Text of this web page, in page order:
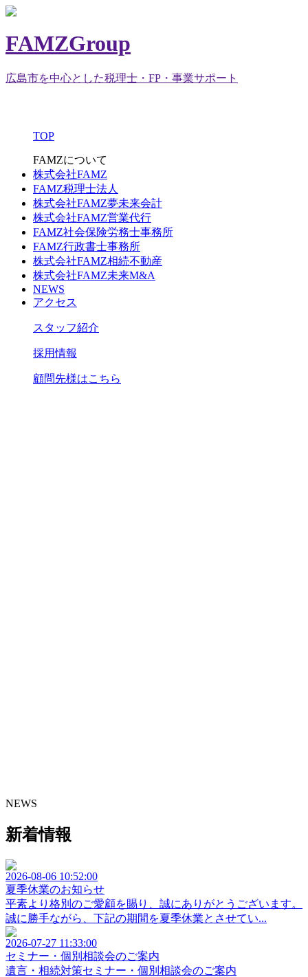
FAMZGroup
広島市を中心とした税理士・FP・事業サポート
TOP
FAMZについて
株式会社FAMZ
FAMZ税理士法人
株式会社FAMZ夢未来会計
株式会社FAMZ営業代行
FAMZ社会保険労務士事務所
FAMZ行政書士事務所
株式会社FAMZ相続不動産
株式会社FAMZ未来M&A
NEWS
アクセス
スタッフ紹介
採用情報
顧問先様はこちら
NEWS
新着情報
2026-08-06 10:52:00
夏季休業のお知らせ
平素より格別のご愛顧を賜り、誠にありがとうございます。
誠に勝手ながら、下記の期間を夏季休業とさせてい...
2026-07-27 11:33:00
セミナー・個別相談会のご案内
遺言・相続対策セミナー・個別相談会のご案内